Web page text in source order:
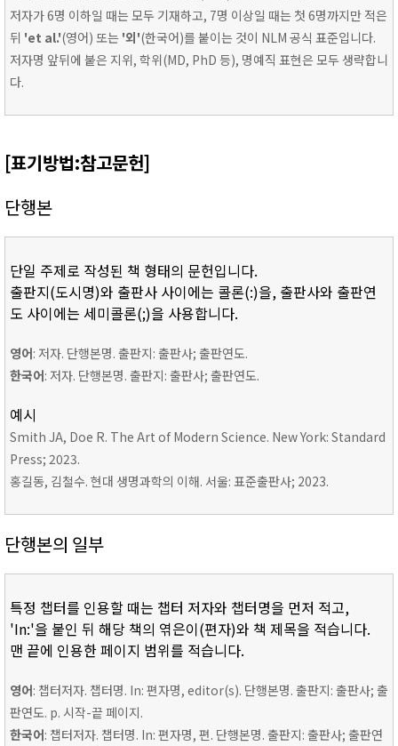
저자가 6명 이하일 때는 모두 기재하고, 7명 이상일 때는 첫 6명까지만 적은
뒤 'et al.'(영어) 또는 '외'(한국어)를 붙이는 것이 NLM 공식 표준입니다.
저자명 앞뒤에 붙은 지위, 학위(MD, PhD 등), 명예직 표현은 모두 생략합니
다.
[표기방법:참고문헌]
단행본
단일 주제로 작성된 책 형태의 문헌입니다.
출판지(도시명)와 출판사 사이에는 콜론(:)을, 출판사와 출판연
도 사이에는 세미콜론(;)을 사용합니다.
영어: 저자. 단행본명. 출판지: 출판사; 출판연도.
한국어: 저자. 단행본명. 출판지: 출판사; 출판연도.
예시
Smith JA, Doe R. The Art of Modern Science. New York: Standard
Press; 2023.
홍길동, 김철수. 현대 생명과학의 이해. 서울: 표준출판사; 2023.
단행본의 일부
특정 챕터를 인용할 때는 챕터 저자와 챕터명을 먼저 적고,
'In:'을 붙인 뒤 해당 책의 엮은이(편자)와 책 제목을 적습니다.
맨 끝에 인용한 페이지 범위를 적습니다.
영어: 챕터저자. 챕터명. In: 편자명, editor(s). 단행본명. 출판지: 출판사; 출
판연도. p. 시작-끝 페이지.
한국어: 챕터저자. 챕터명. In: 편자명, 편. 단행본명. 출판지: 출판사; 출판연